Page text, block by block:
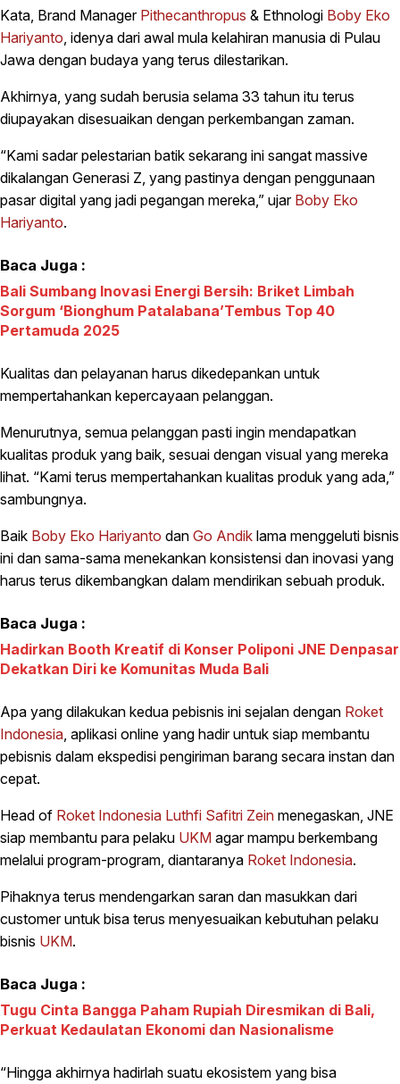
Kata, Brand Manager Pithecanthropus & Ethnologi Boby Eko
Hariyanto , idenya dari awal mula kelahiran manusia di Pulau
Jawa dengan budaya yang terus dilestarikan.
Akhirnya, yang sudah berusia selama 33 tahun itu terus
diupayakan disesuaikan dengan perkembangan zaman.
“Kami sadar pelestarian batik sekarang ini sangat massive
dikalangan Generasi Z, yang pastinya dengan penggunaan
pasar digital yang jadi pegangan mereka,” ujar Boby Eko
Hariyanto.
Baca Juga :
Bali Sumbang Inovasi Energi Bersih: Briket Limbah
Sorgum ‘Bionghum Patalabana’Tembus Top 40
Pertamuda 2025
Kualitas dan pelayanan harus dikedepankan untuk
mempertahankan kepercayaan pelanggan.
Menurutnya, semua pelanggan pasti ingin mendapatkan
kualitas produk yang baik, sesuai dengan visual yang mereka
lihat. “Kami terus mempertahankan kualitas produk yang ada,”
sambungnya.
Baik Boby Eko Hariyanto dan Go Andik lama menggeluti bisnis
ini dan sama-sama menekankan konsistensi dan inovasi yang
harus terus dikembangkan dalam mendirikan sebuah produk.
Baca Juga :
Hadirkan Booth Kreatif di Konser Poliponi JNE Denpasar
Dekatkan Diri ke Komunitas Muda Bali
Apa yang dilakukan kedua pebisnis ini sejalan dengan Roket
Indonesia , aplikasi online yang hadir untuk siap membantu
pebisnis dalam ekspedisi pengiriman barang secara instan dan
cepat.
Head of Roket Indonesia Luthfi Safitri Zein menegaskan, JNE
siap membantu para pelaku UKM agar mampu berkembang
melalui program-program, diantaranya Roket Indonesia.
Pihaknya terus mendengarkan saran dan masukkan dari
customer untuk bisa terus menyesuaikan kebutuhan pelaku
bisnis UKM.
Baca Juga :
Tugu Cinta Bangga Paham Rupiah Diresmikan di Bali,
Perkuat Kedaulatan Ekonomi dan Nasionalisme
“Hingga akhirnya hadirlah suatu ekosistem yang bisa